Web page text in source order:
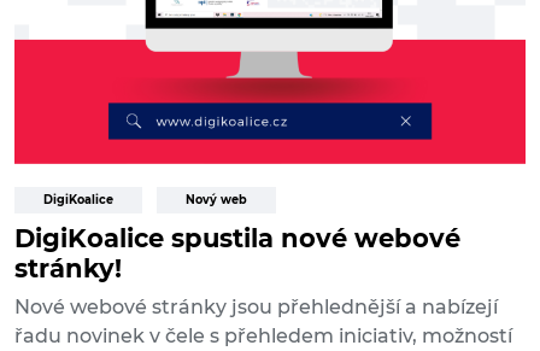
DigiKoalice Nový web
DigiKoalice spustila nové webové
stránky!
Nové webové stránky jsou přehlednější a nabízejí
řadu novinek v čele s přehledem iniciativ, možností